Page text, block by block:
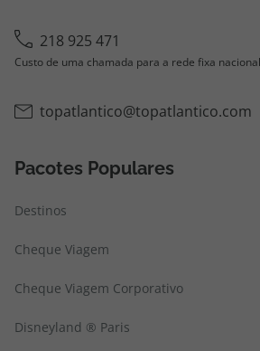
Custo de uma chamada para a rede fixa
A sua agência de viagens Top Atlântico tem a
na marcação das suas viagens, tem ainda ao seu
center a funcionar todos os dias úteis das 10:00
218 925 471
Custo de uma chamada para a rede fixa nacional
topatlantico@topatlantico.com
Pacotes Populares
Destinos
Cheque Viagem
Cheque Viagem Corporativo
Disneyland ® Paris